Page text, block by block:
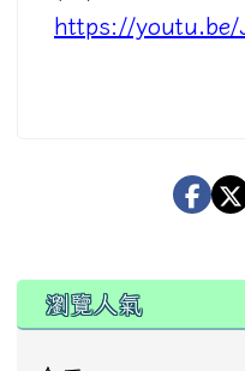
https://youtu.be/
瀏覽人氣